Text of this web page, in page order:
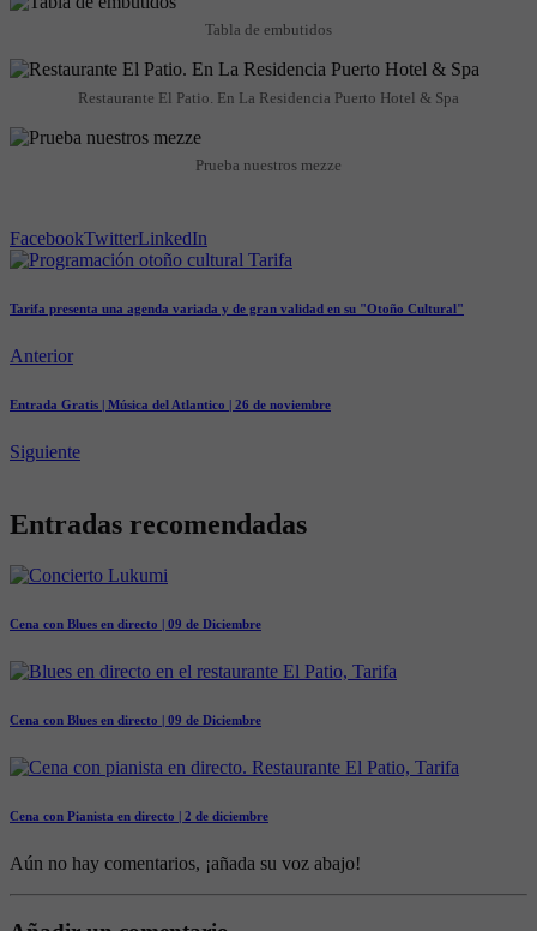
Tabla de embutidos
Restaurante El Patio. En La Residencia Puerto Hotel & Spa
Prueba nuestros mezze
FacebookTwitterLinkedIn
Tarifa presenta una agenda variada y de gran validad en su "Otoño Cultural"
Anterior
Entrada Gratis | Música del Atlantico | 26 de noviembre
Siguiente
Entradas recomendadas
Cena con Blues en directo | 09 de Diciembre
Cena con Blues en directo | 09 de Diciembre
Cena con Pianista en directo | 2 de diciembre
Aún no hay comentarios, ¡añada su voz abajo!